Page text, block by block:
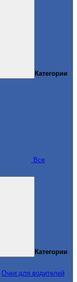
Категории
Все
Категории
Очки для водителей